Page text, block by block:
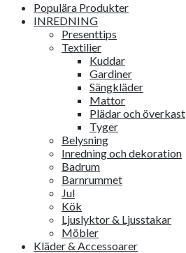
Populära Produkter
INREDNING
Presenttips
Textilier
Kuddar
Gardiner
Sängkläder
Mattor
Plädar och överkast
Tyger
Belysning
Inredning och dekoration
Badrum
Barnrummet
Jul
Kök
Ljuslyktor & Ljusstakar
Möbler
Kläder & Accessoarer